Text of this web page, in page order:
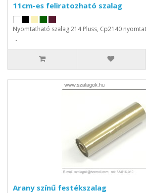
11cm-es feliratozható szalag
Nyomtatható szalag 214 Pluss, Cp2140
..
Arany színű festékszalag